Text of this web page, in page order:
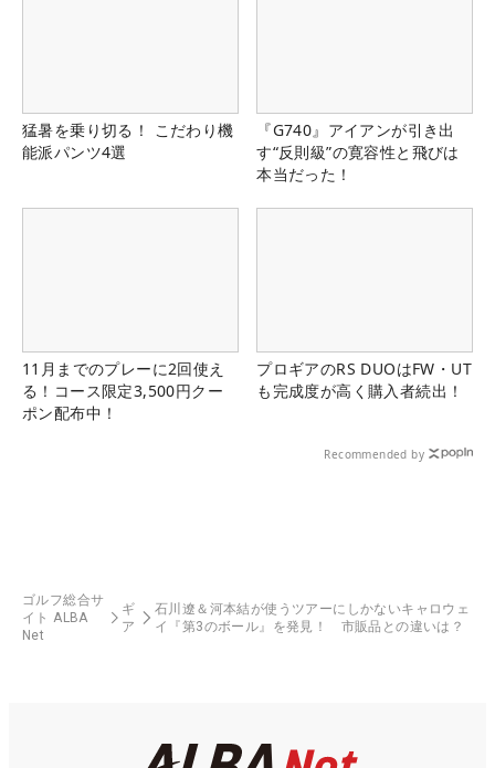
猛暑を乗り切る！ こだわり機
能派パンツ4選
『G740』アイアンが引き出
す“反則級”の寛容性と飛びは
本当だった！
11月までのプレーに2回使え
る！コース限定3,500円クー
ポン配布中！
プロギアのRS DUOはFW・UT
も完成度が高く購入者続出！
Recommended by
ゴルフ総合サ
イト ALBA
Net
ギ
ア
石川遼＆河本結が使うツアーにしかないキャロウェ
イ『第3のボール』を発見！ 市販品との違いは？